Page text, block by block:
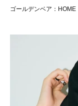
ゴールデンベア：HOME